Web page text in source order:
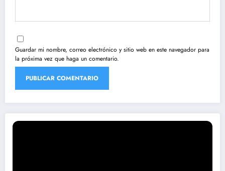
Guardar mi nombre, correo electrónico y sitio web en este navegador para
la próxima vez que haga un comentario.